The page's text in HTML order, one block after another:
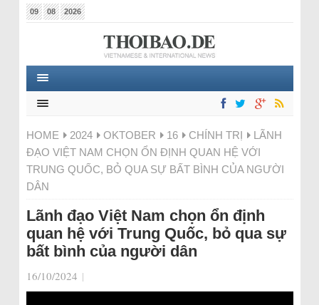
09 08 2026
HOME 2024 OKTOBER 16 CHÍNH TRỊ
LÃNH
ĐẠO VIỆT NAM CHỌN ỔN ĐỊNH QUAN HỆ VỚI
TRUNG QUỐC, BỎ QUA SỰ BẤT BÌNH CỦA NGƯỜI
DÂN
Lãnh đạo Việt Nam chọn ổn định
quan hệ với Trung Quốc, bỏ qua sự
bất bình của người dân
16/10/2024 |